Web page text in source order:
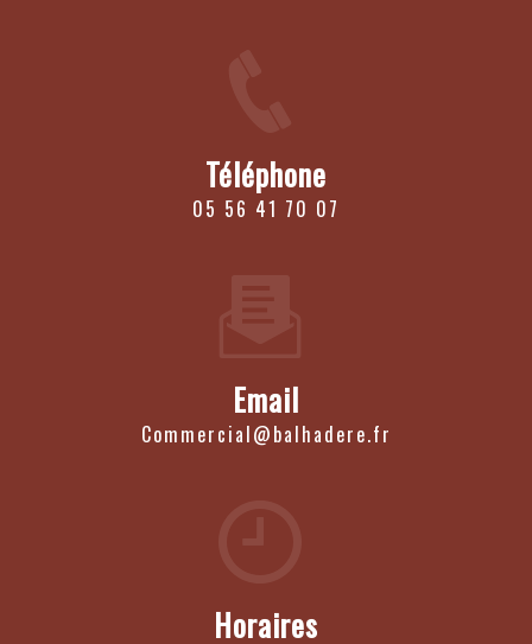
Téléphone
05 56 41 70 07
Email
commercial@balhadere.fr
Horaires